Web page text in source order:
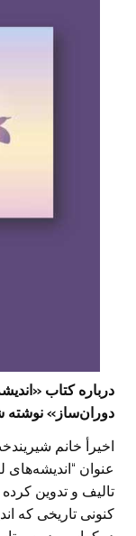
درباره کتاب
دوران‌ساز» نوشته
اخیرأ خانم
عنوان “اندیشه‌های
تالیف و تدوین
کنونی تاریخی که